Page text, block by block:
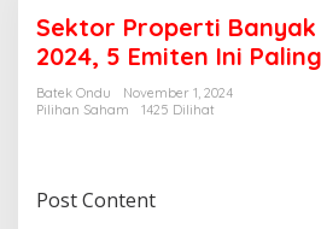
Banyak
Katalis
di
Sektor Properti
2024, 5 Emiten Ini
Batek Ondu
November 1, 2024
Pilihan Saham
1425 Dilihat
Post Content